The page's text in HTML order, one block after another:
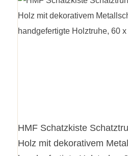
HMF Schatzkiste
Holz mit dekorativem